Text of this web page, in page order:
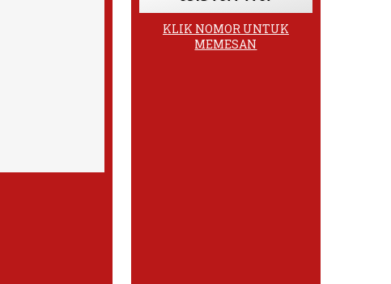
KLIK NOMOR UNTUK
MEMESAN